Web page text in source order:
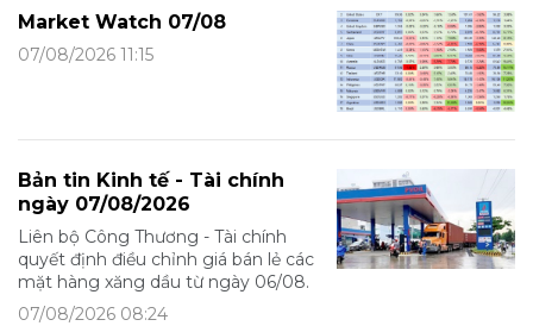
Market Watch 07/08
07/08/2026 11:15
Bản tin Kinh tế - Tài chính
ngày 07/08/2026
Liên bộ Công Thương - Tài chính
quyết định điều chỉnh giá bán lẻ các
mặt hàng xăng dầu từ ngày 06/08.
07/08/2026 08:24